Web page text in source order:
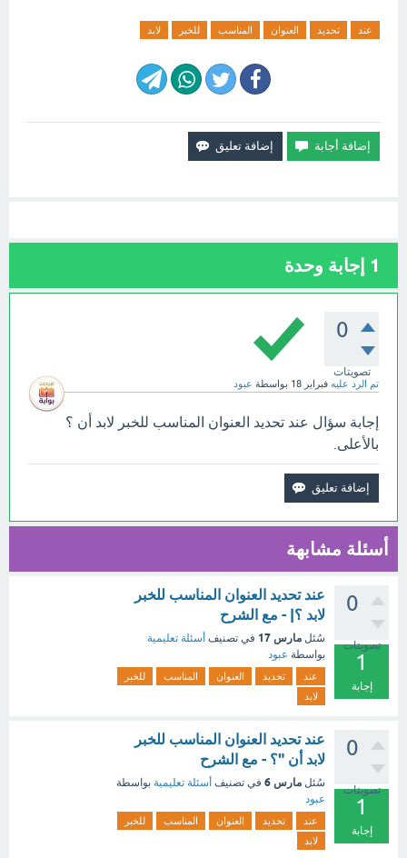
عند تحديد العنوان المناسب للخبر لابد
1 إجابة وحدة
0
تصويتات
تم الرد عليه فبراير 18 بواسطة عبود
إجابة سؤال عند تحديد العنوان المناسب للخبر لابد أن ؟
بالأعلى.
أسئلة مشابهة
0
تصويتات
1
إجابة
عند تحديد العنوان المناسب للخبر
لابد ؟| - مع الشرح
سُئل مارس 17 في تصنيف أسئلة تعليمية
بواسطة عبود
عند تحديد العنوان المناسب
للخبر
لابد
0
تصويتات
1
إجابة
عند تحديد العنوان المناسب للخبر
لابد أن "؟ - مع الشرح
سُئل مارس 6 في تصنيف أسئلة تعليمية بواسطة
عبود
عند تحديد العنوان المناسب
للخبر
لابد